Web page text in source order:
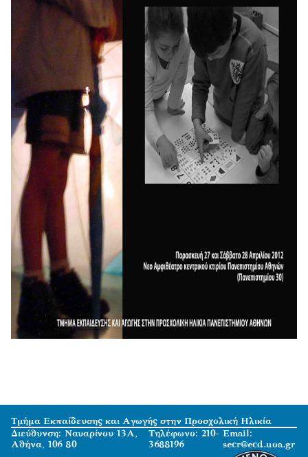
Τμήμα Εκπαίδευσης και Αγωγής στην Προσχολική Ηλικία
Διεύθυνση: Ναυαρίνου 13Α,
Αθήνα, 106 80
Τηλέφωνο: 210-
3688196
Email:
secr@ecd.uoa.gr